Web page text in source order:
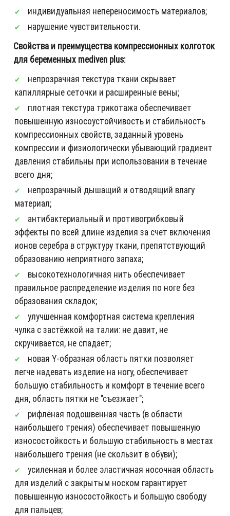
индивидуальная непереносимость материалов;
нарушение чувствительности.
Свойства и преимущества компрессионных колготок
для беременных mediven plus:
непрозрачная текстура ткани скрывает
капиллярные сеточки и расширенные вены;
плотная текстура трикотажа обеспечивает
повышенную износоустойчивость и стабильность
компрессионных свойств, заданный уровень
компрессии и физиологически убывающий градиент
давления стабильны при использовании в течение
всего дня;
непрозрачный дышащий и отводящий влагу
материал;
антибактериальный и противогрибковый
эффекты по всей длине изделия за счет включения
ионов серебра в структуру ткани, препятствующий
образованию неприятного запаха;
высокотехнологичная нить обеспечивает
правильное распределение изделия по ноге без
образования складок;
улучшенная комфортная система крепления
чулка с застёжкой на талии: не давит, не
скручивается, не спадает;
новая Y-образная область пятки позволяет
легче надевать изделие на ногу, обеспечивает
большую стабильность и комфорт в течение всего
дня, область пятки не "съезжает";
рифлёная подошвенная часть (в области
наибольшего трения) обеспечивает повышенную
износостойкость и большую стабильность в местах
наибольшего трения (не скользит в обуви);
усиленная и более эластичная носочная область
для изделий с закрытым носком гарантирует
повышенную износостойкость и большую свободу
для пальцев;